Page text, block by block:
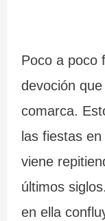
Poco a poco
devoción
comarca.
las fiestas
viene
últimos
en ella